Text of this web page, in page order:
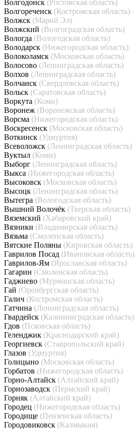
Волгодонск (Ростовская область)
Волгореченск (Костромская область)
Волжск (Марий Эл)
Волжский (Волгоградская область)
Вологда (Вологодская область)
Володарск (Нижегородская область)
Волоколамск (Московская область)
Волосово (Ленинградская область)
Волхов (Ленинградская область)
Волчанск (Свердловская область)
Вольск (Саратовская область)
Воркута (Коми)
Воронеж (Воронежская область)
Ворсма (Нижегородская область)
Воскресенск (Московская область)
Воткинск (Удмуртия)
Всеволожск (Ленинградская область)
Вуктыл (Коми)
Выборг (Ленинградская область)
Выкса (Нижегородская область)
Высоковск (Московская область)
Высоцк (Ленинградская область)
Вытегра (Вологодская область)
Вышний Волочёк (Тверская область)
Вяземский (Хабаровский край)
Вязники (Владимирская область)
Вязьма (Смоленская область)
Вятские Поляны (Кировская область)
Гаврилов Посад (Ивановская область)
Гаврилов-Ям (Ярославская область)
Гагарин (Смоленская область)
Гаджиево (Мурманская область)
Гай (Оренбургская область)
Галич (Костромская область)
Гатчина (Ленинградская область)
Гвардейск (Калининградская область)
Гдов (Псковская область)
Геленджик (Краснодарский край)
Георгиевск (Ставропольский край)
Глазов (Удмуртия)
Голицыно (Московская область)
Горбатов (Нижегородская область)
Горно-Алтайск (Алтайский край)
Горнозаводск (Пермский край)
Горняк (Алтайский край)
Городец (Нижегородская область)
Городище (Пензенская область)
Городовиковск (Калмыкия)